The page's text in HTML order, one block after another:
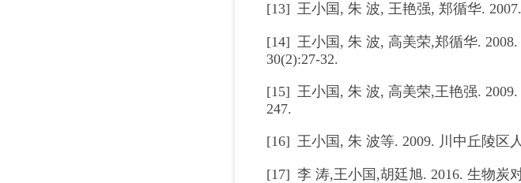
[13] 王小国, 朱 波, 王艳强, 郑循华.
[14] 王小国, 朱 波, 高美荣,郑循华.
30(2):27-32.
[15] 王小国, 朱 波, 高美荣,王艳强.
247.
[16] 王小国, 朱 波等. 2009. 川中丘陵区
[17] 李 涛,王小国,胡廷旭. 2016. 生物炭